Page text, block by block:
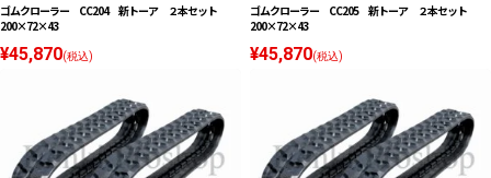
ゴムクローラー CC204 新トーア ２本セット
200×72×43
¥45,870(税込)
ゴムクローラー CC205 新トーア ２本セット
200×72×43
¥45,870(税込)